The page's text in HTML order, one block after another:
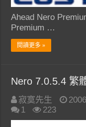
Ahead Nero
Premium …
閱讀更多 »
Nero 7.0.5.4 繁
寂寞先生
1
223